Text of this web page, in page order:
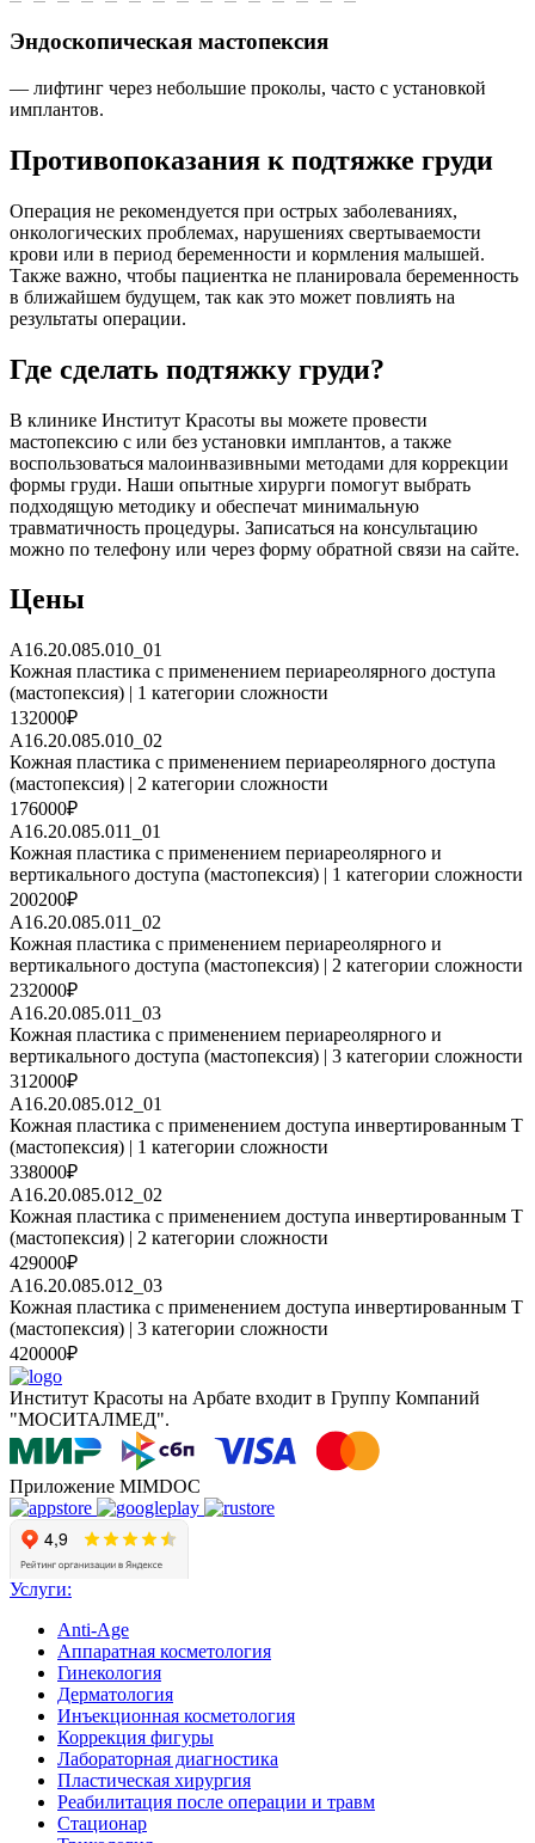
Эндоскопическая мастопексия
— лифтинг через небольшие проколы, часто с установкой
имплантов.
Противопоказания к подтяжке груди
Операция не рекомендуется при острых заболеваниях,
онкологических проблемах, нарушениях свертываемости
крови или в период беременности и кормления малышей.
Также важно, чтобы пациентка не планировала беременность
в ближайшем будущем, так как это может повлиять на
результаты операции.
Где сделать подтяжку груди?
В клинике Институт Красоты вы можете провести
мастопексию с или без установки имплантов, а также
воспользоваться малоинвазивными методами для коррекции
формы груди. Наши опытные хирурги помогут выбрать
подходящую методику и обеспечат минимальную
травматичность процедуры. Записаться на консультацию
можно по телефону или через форму обратной связи на сайте.
Цены
A16.20.085.010_01
Кожная пластика с применением периареолярного доступа
(мастопексия) | 1 категории сложности
132000₽
A16.20.085.010_02
Кожная пластика с применением периареолярного доступа
(мастопексия) | 2 категории сложности
176000₽
A16.20.085.011_01
Кожная пластика с применением периареолярного и
вертикального доступа (мастопексия) | 1 категории сложности
200200₽
A16.20.085.011_02
Кожная пластика с применением периареолярного и
вертикального доступа (мастопексия) | 2 категории сложности
232000₽
A16.20.085.011_03
Кожная пластика с применением периареолярного и
вертикального доступа (мастопексия) | 3 категории сложности
312000₽
A16.20.085.012_01
Кожная пластика с применением доступа инвертированным Т
(мастопексия) | 1 категории сложности
338000₽
A16.20.085.012_02
Кожная пластика с применением доступа инвертированным Т
(мастопексия) | 2 категории сложности
429000₽
A16.20.085.012_03
Кожная пластика с применением доступа инвертированным Т
(мастопексия) | 3 категории сложности
420000₽
Институт Красоты на Арбате входит в Группу Компаний
"МОСИТАЛМЕД".
Приложение MIMDOC
Институт красоты на карте Москвы — Яндекс Карты
Услуги:
Anti-Age
Аппаратная косметология
Гинекология
Дерматология
Инъекционная косметология
Коррекция фигуры
Лабораторная диагностика
Пластическая хирургия
Реабилитация после операции и травм
Стационар